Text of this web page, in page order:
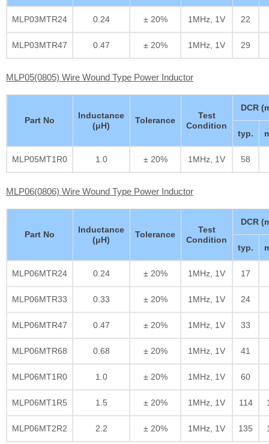
MLP03MTR24 0.24 ± 20% 1MHz, 1V 22
MLP03MTR47 0.47 ± 20% 1MHz, 1V 29
MLP05(0805) Wire Wound Type Power Inductor
Part No
Inductance
(μH)
Tolerance
Test
Condition
DCR
typ.
MLP05MT1R0 1.0 ± 20% 1MHz, 1V 58
MLP06(0806) Wire Wound Type Power Inductor
Part No
Inductance
(μH)
Tolerance
Test
Condition
DCR
typ.
MLP06MTR24 0.24 ± 20% 1MHz, 1V 17
MLP06MTR33 0.33 ± 20% 1MHz, 1V 24
MLP06MTR47 0.47 ± 20% 1MHz, 1V 33
MLP06MTR68 0.68 ± 20% 1MHz, 1V 41
MLP06MT1R0 1.0 ± 20% 1MHz, 1V 60
MLP06MT1R5 1.5 ± 20% 1MHz, 1V 114
MLP06MT2R2 2.2 ± 20% 1MHz, 1V 135